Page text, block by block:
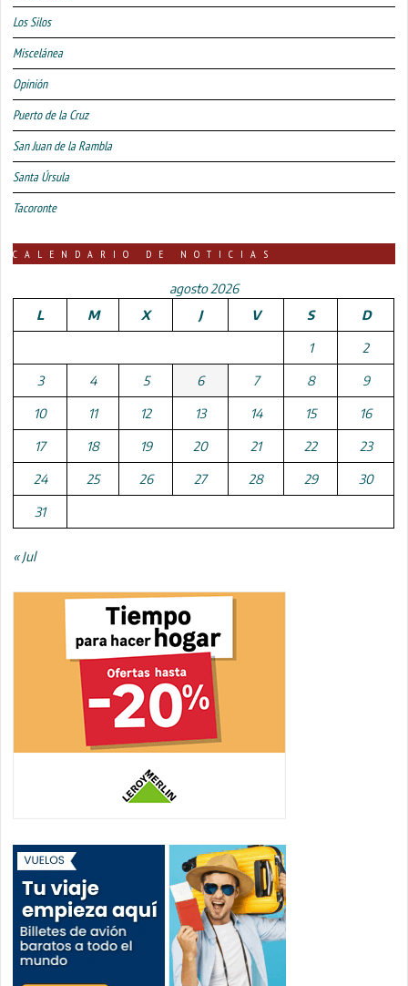
Los Silos
Miscelánea
Opinión
Puerto de la Cruz
San Juan de la Rambla
Santa Úrsula
Tacoronte
CALENDARIO DE NOTICIAS
agosto 2026
L
M X J V S D
1 2
3 4 5 6 7 8 9
10 11 12 13 14 15 16
17 18 19 20 21 22 23
24 25 26 27 28 29 30
31
« Jul